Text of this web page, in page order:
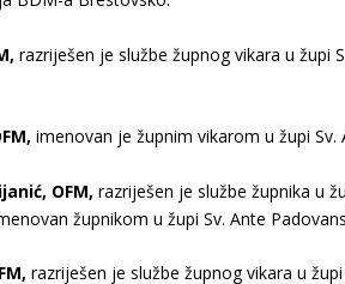
razriješen je službe župnog vikara u župi
imenovan je župnim vikarom u župi
OFM, razriješen je službe župnika u
župnikom u župi Sv. Ante
razriješen je službe župnog vikara u